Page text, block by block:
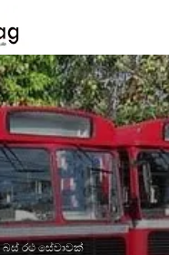
බස් රථ සේවාවක්